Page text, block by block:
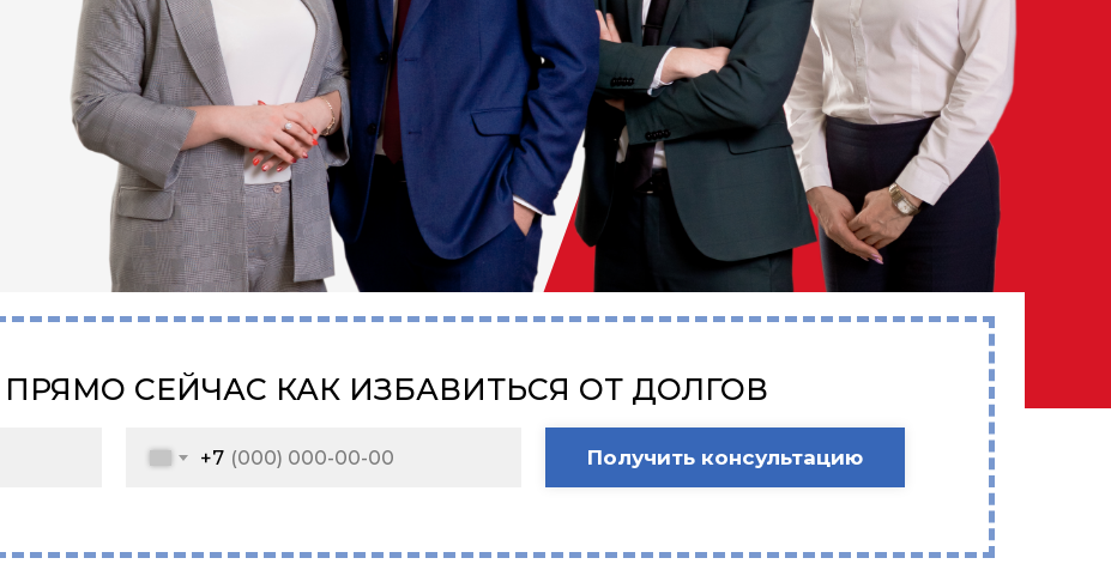
+7 Получить консультацию
СЕЙЧАС КАК ИЗБАВИТЬСЯ ОТ ДОЛГОВ